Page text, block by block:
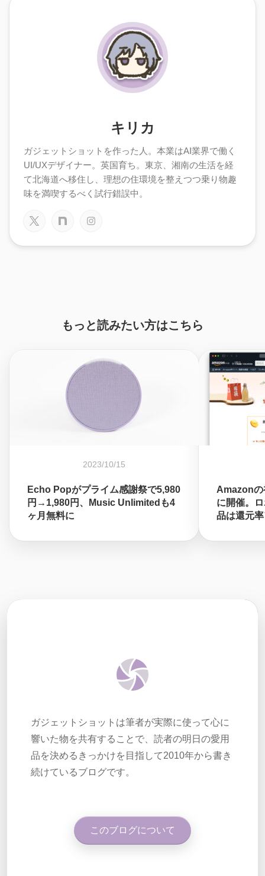
キリカ
ガジェットショットを作った人。本業はAI業界で働く
UI/UXデザイナー。英国育ち。東京、湘南の生活を経
て北海道へ移住し、理想の住環境を整えつつ乗り物趣
味を満喫するべく試行錯誤中。
もっと読みたい方はこちら
2023/10/15
Echo Popがプライム感謝祭で5,980
円→1,980円、Music Unlimitedも4
ヶ月無料に
Amazonの
に開催。
品は還元
ガジェットショットは筆者が実際に使って心に
響いた物を共有することで、読者の明日の愛用
品を決めるきっかけを目指して2010年から書き
続けているブログです。
このブログについて